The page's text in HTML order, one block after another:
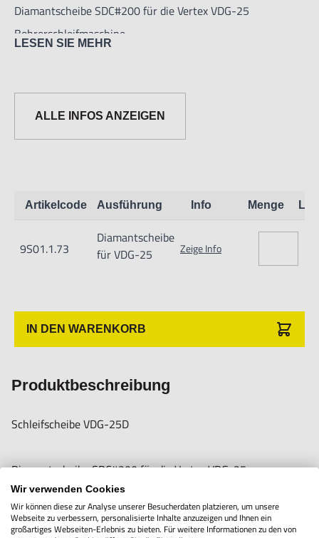
Diamantscheibe SDC#200 für die Vertex VDG-25
Bohrerschleifmaschine.
Informationen zur Produktsicherheit:
Anwender sowie Handwerker geeignet.
Nur für den vorhergesehenen Verwendungszweck geeignet.
Unsachgemäße Verwendung kann zu Schäden und
Verletzungen führen.
Hogetex/Kometex B.V., Gesinkkampstraat 1,7051 HR
LESEN SIE MEHR
ALLE INFOS ANZEIGEN
Artikelcode Ausführung Info Menge
9S01.1.73
Diamantscheibe
für VDG-25
Zeige Info
IN DEN WARENKORB
Produktbeschreibung
Schleifscheibe VDG-25D
Diamantscheibe SDC#200 für die Vertex VDG-25
Bohrerschleifmaschine.
Wir verwenden Cookies
Wir können diese zur Analyse unserer Besucherdaten platzieren, um unsere
Webseite zu verbessern, personalisierte Inhalte anzuzeigen und Ihnen ein
großartiges Webseiten-Erlebnis zu bieten. Für weitere Informationen zu den von